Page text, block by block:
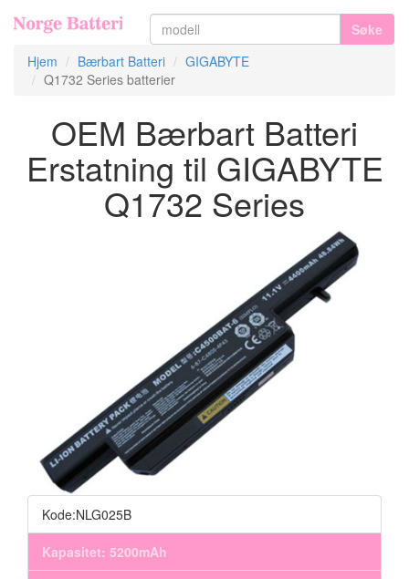
Søke
Hjem
Bærbart Batteri
GIGABYTE
Q1732 Series batterier
OEM Bærbart Batteri
Erstatning til GIGABYTE
Q1732 Series
Kode:NLG025B
Kapasitet: 5200mAh